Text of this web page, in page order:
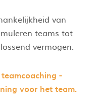
van
teams tot
vermogen.
-
voor het team.